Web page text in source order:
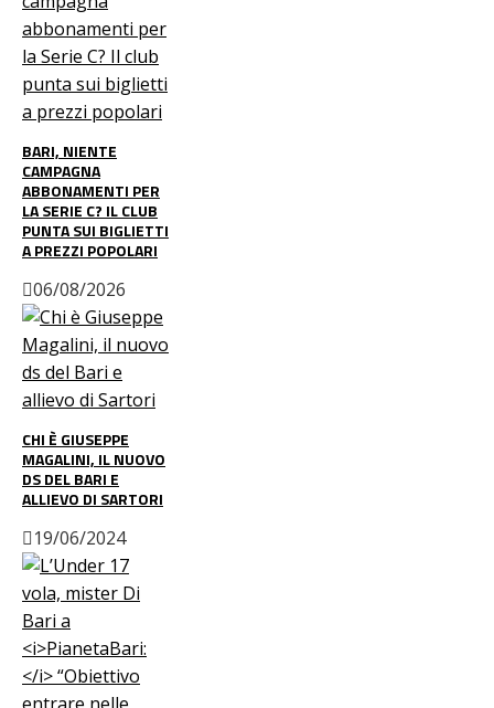
BARI, NIENTE
CAMPAGNA
ABBONAMENTI PER
LA SERIE C? IL CLUB
PUNTA SUI BIGLIETTI
A PREZZI POPOLARI
06/08/2026
CHI È GIUSEPPE
MAGALINI, IL NUOVO
DS DEL BARI E
ALLIEVO DI SARTORI
19/06/2024